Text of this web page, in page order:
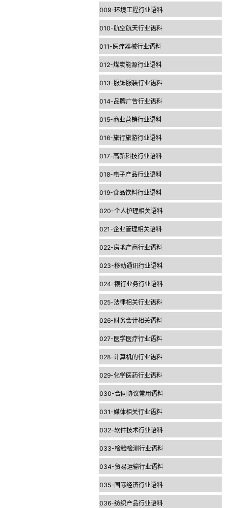
009-环境工程行业语料
010-航空航天行业语料
011-医疗器械行业语料
012-煤炭能源行业语料
013-服饰服装行业语料
014-品牌广告行业语料
015-商业营销行业语料
016-旅行旅游行业语料
017-高新科技行业语料
018-电子产品行业语料
019-食品饮料行业语料
020-个人护理相关语料
021-企业管理相关语料
022-房地产商行业语料
023-移动通讯行业语料
024-银行业务行业语料
025-法律相关行业语料
026-财务会计相关语料
027-医学医疗行业语料
028-计算机的行业语料
029-化学医药行业语料
030-合同协议常用语料
031-媒体相关行业语料
032-软件技术行业语料
033-检验检测行业语料
034-贸易运输行业语料
035-国际经济行业语料
036-纺织产品行业语料